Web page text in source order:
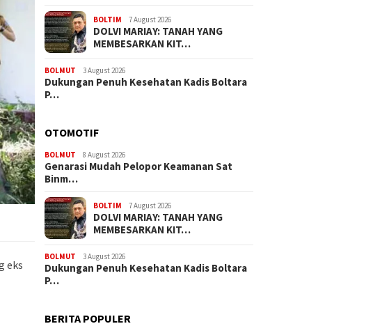
eks
BOLTIM 7 August 2026
DOLVI MARIAY: TANAH YANG
MEMBESARKAN KIT…
BOLMUT 3 August 2026
Dukungan Penuh Kesehatan Kadis Boltara
P…
OTOMOTIF
BOLMUT 8 August 2026
Genarasi Mudah Pelopor Keamanan Sat
Binm…
BOLTIM 7 August 2026
DOLVI MARIAY: TANAH YANG
MEMBESARKAN KIT…
BOLMUT 3 August 2026
Dukungan Penuh Kesehatan Kadis Boltara
P…
BERITA POPULER